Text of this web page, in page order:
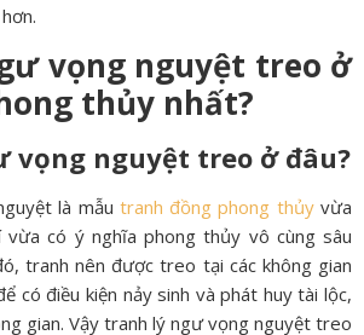
vọng nguyệt treo ở
thủy nhất?
vọng nguyệt treo ở đâu?
là mẫu tranh đồng phong thủyvừa
có ý nghĩa phong thủy vô cùng sâu
tranh nên được treo tại các không gian
có điều kiện nảy sinh và phát huy tài lộc,
gian. Vậy tranh lý ngư vọng nguyệt treo